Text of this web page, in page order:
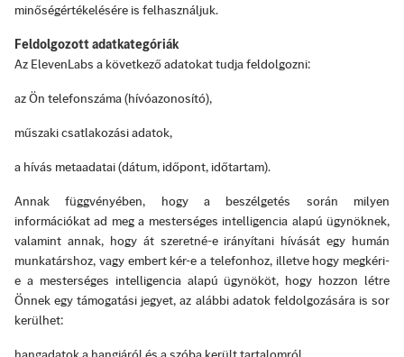
minőségértékelésére is felhasználjuk.
Feldolgozott adatkategóriák
Az ElevenLabs a következő adatokat tudja feldolgozni:
az Ön telefonszáma (hívóazonosító),
műszaki csatlakozási adatok,
a hívás metaadatai (dátum, időpont, időtartam).
Annak függvényében, hogy a beszélgetés során milyen
információkat ad meg a mesterséges intelligencia alapú ügynöknek,
valamint annak, hogy át szeretné-e irányítani hívását egy humán
munkatárshoz, vagy embert kér-e a telefonhoz, illetve hogy megkéri-
e a mesterséges intelligencia alapú ügynököt, hogy hozzon létre
Önnek egy támogatási jegyet, az alábbi adatok feldolgozására is sor
kerülhet: